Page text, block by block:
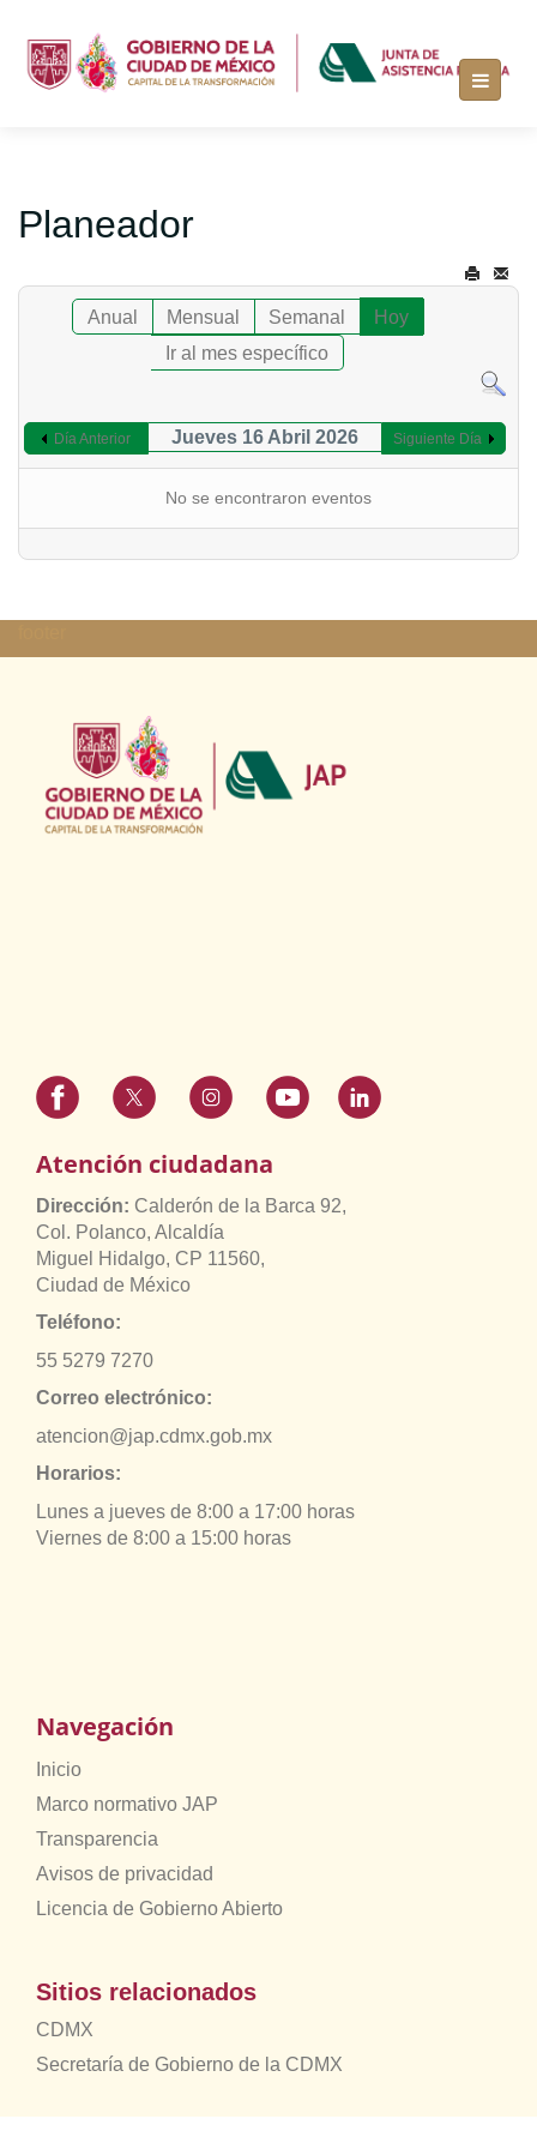
Planeador
Anual Mensual Semanal
Hoy
Ir al mes específico
Día Anterior Jueves 16 Abril 2026 Siguiente Día
No se encontraron eventos
Atención ciudadana
Dirección: Calderón de la Barca 92,
Col. Polanco, Alcaldía
Miguel Hidalgo, CP 11560,
Ciudad de México
Teléfono:
55 5279 7270
Correo electrónico:
atencion@jap.cdmx.gob.mx
Horarios:
Lunes a jueves de 8:00 a 17:00 horas
Viernes de 8:00 a 15:00 horas
Navegación
Inicio
Marco normativo JAP
Transparencia
Avisos de privacidad
Licencia de Gobierno Abierto
Sitios relacionados
CDMX
Secretaría de Gobierno de la CDMX